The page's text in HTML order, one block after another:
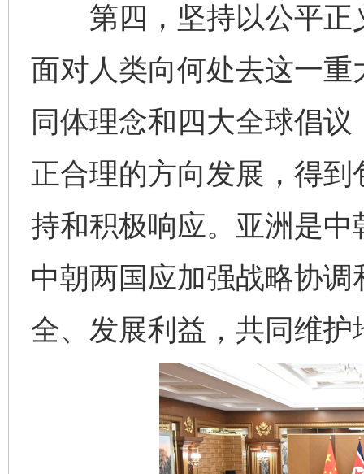
第四，坚持以公平正
面对人类向何处去这一
同体理念和四大全球倡
正合理的方向发展，得
持和积极响应。亚洲是
中朝两国应加强战略协
全、发展利益，共同维